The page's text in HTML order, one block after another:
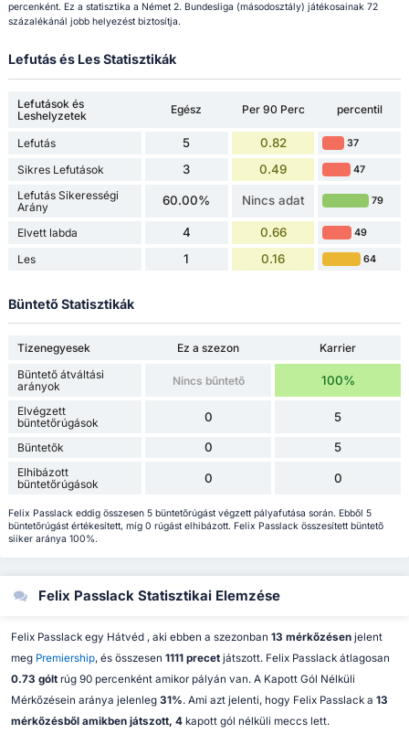
percenként. Ez a statisztika a Német 2. Bundesliga (másodosztály) játékosainak 72
százalékánál jobb helyezést biztosítja.
Lefutás és Les Statisztikák
Lefutások és
Leshelyzetek
Egész Per 90 Perc percentil
Lefutás 5 0.82 37
Sikres Lefutások 3 0.49 47
Lefutás Sikerességi
Arány
60.00% Nincs adat 79
Elvett labda 4 0.66 49
Les 1 0.16 64
Büntető Statisztikák
Tizenegyesek Ez a szezon
Karrier
Büntető átváltási
arányok
Nincs bűntető 100%
Elvégzett
büntetőrúgások
0 5
Büntetők 0 5
Elhibázott
büntetőrúgások
0 0
Felix Passlack eddig összesen 5 büntetőrúgást végzett pályafutása során. Ebből 5
büntetőrúgást értékesített, míg 0 rúgást elhibázott. Felix Passlack összesített büntető
siiker aránya 100%.
Felix Passlack Statisztikai Elemzése
Felix Passlack egy Hátvéd , aki ebben a szezonban 13 mérkőzésen jelent
meg Premiership, és összesen 1111 precetjátszott. Felix Passlack átlagosan
0.73 góltrúg 90 percenként amikor pályán van. A Kapott Gól Nélküli
Mérkőzésein aránya jelenleg 31%. Ami azt jelenti, hogy Felix Passlack a 13
mérkőzésből amikben játszott, 4 kapott gól nélküli meccs lett.